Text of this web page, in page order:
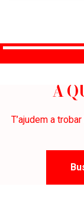
A
T’ajudem a